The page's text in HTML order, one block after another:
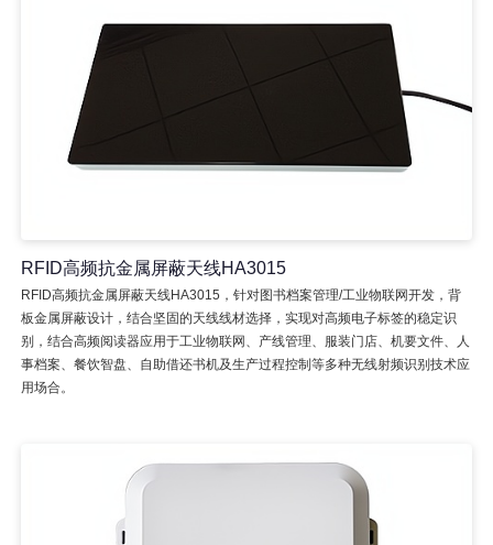
RFID高频抗金属屏蔽天线HA3015
RFID高频抗金属屏蔽天线HA3015，针对图书档案管理/工业物联网开发，背
板金属屏蔽设计，结合坚固的天线线材选择，实现对高频电子标签的稳定识
别，结合高频阅读器应用于工业物联网、产线管理、服装门店、机要文件、人
事档案、餐饮智盘、自助借还书机及生产过程控制等多种无线射频识别技术应
用场合。